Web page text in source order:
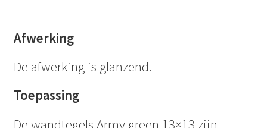
–
Afwerking
De afwerking is glanzend.
Toepassing
De wandtegels Army green 13×13 zijn